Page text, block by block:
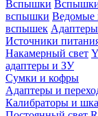
Вспышки Вспышки
вспышки Ведомые
вспышек
Источники
Накамерный свет
адаптеры и ЗУ
Сумки и кофры
Адаптеры и
Калибраторы и